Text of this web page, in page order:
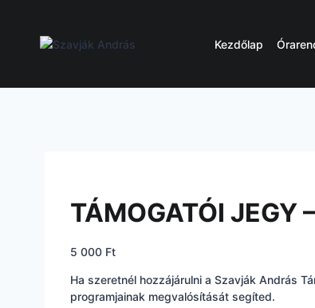
Kezdőlap
TÁMOGATÓI JEGY
5 000 Ft
Ha szeretnél hozzájárulni a Szavják András
programjainak megvalósítását segíted.